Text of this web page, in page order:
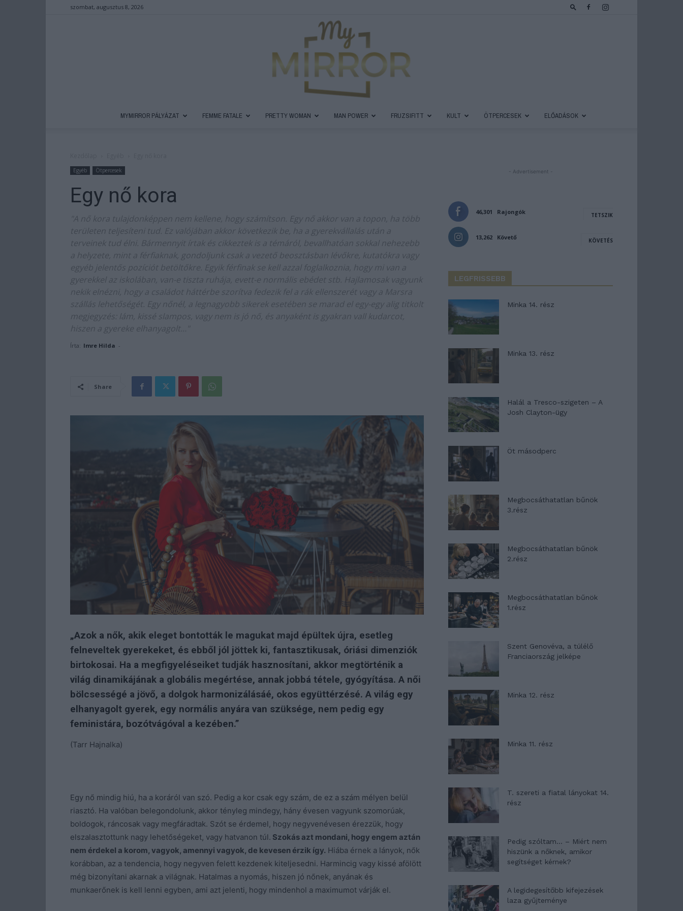
szombat, augusztus 8, 2026
MYMIRROR PÁLYÁZAT FEMME FATALE PRETTY WOMAN MAN POWER FRUZSIFITT KULT ÖTPERCESEK ELŐADÁSOK
Egyéb Ötpercesek
Egy nő kora
"A nő kora tulajdonképpen nem kellene, hogy számítson. Egy nő akkor van a topon, ha több
területen teljesíteni tud. Ez valójában akkor következik be, ha a gyerekvállalás után a
terveinek tud élni. Bármennyit írtak és cikkeztek is a témáról, bevallhatóan sokkal nehezebb
a helyzete, mint a férfiaknak, gondoljunk csak a vezető beosztásban lévőkre, kutatókra vagy
egyéb jelentős pozíciót betöltőkre. Egyik férfinak se kell azzal foglalkoznia, hogy mi van a
gyerekkel az iskolában, van-e tiszta ruhája, evett-e normális ebédet stb. Hajlamosak vagyunk
nekik elnézni, hogy a családot háttérbe szorítva fedezik fel a rák ellenszerét vagy a Marsra
szállás lehetőségét. Egy nőnél, a legnagyobb sikerek esetében se marad el egy-egy alig titkolt
megjegyzés: lám, kissé slampos, vagy nem is jó nő, és anyaként is gyakran vall kudarcot,
hiszen a gyereke elhanyagolt…"
Írta: Imre Hilda -
Share
„Azok a nők, akik eleget bontották le magukat majd épültek újra, esetleg
felneveltek gyerekeket, és ebből jól jöttek ki, fantasztikusak, óriási dimenziók
birtokosai. Ha a megfigyeléseiket tudják hasznosítani, akkor megtörténik a
világ dinamikájának a globális megértése, annak jobbá tétele, gyógyítása. A női
bölcsességé a jövő, a dolgok harmonizálásáé, okos együttérzésé. A világ egy
elhanyagolt gyerek, egy normális anyára van szüksége, nem pedig egy
feministára, bozótvágóval a kezében.”
(Tarr Hajnalka)
Egy nő mindig hiú, ha a koráról van szó. Pedig a kor csak egy szám, de ez a szám mélyen belül
riasztó. Ha valóban belegondolunk, akkor tényleg mindegy, hány évesen vagyunk szomorúak,
boldogok, ráncosak vagy megfáradtak. Szót se érdemel, hogy negyvenévesen érezzük, hogy
elszalasztottunk nagy lehetőségeket, vagy hatvanon túl. Szokás azt mondani, hogy engem aztán
nem érdekel a korom, vagyok, amennyi vagyok, de kevesen érzik így. Hiába érnek a lányok, nők
korábban, az a tendencia, hogy negyven felett kezdenek kiteljesedni. Harmincig vagy kissé afölött
még bizonyítani akarnak a világnak. Hatalmas a nyomás, hiszen jó nőnek, anyának és
munkaerőnek is kell lenni egyben, ami azt jelenti, hogy mindenhol a maximumot várják el.
- Advertisement -
46,301 Rajongók TETSZIK
13,262 Követő KÖVETÉS
LEGFRISSEBB
Minka 14. rész
Minka 13. rész
Halál a Tresco-szigeten – A
Josh Clayton-ügy
Öt másodperc
Megbocsáthatatlan bűnök
3.rész
Megbocsáthatatlan bűnök
2.rész
Megbocsáthatatlan bűnök
1.rész
Szent Genovéva, a túlélő
Franciaország jelképe
Minka 12. rész
Minka 11. rész
T. szereti a fiatal lányokat 14.
rész
Pedig szóltam… – Miért nem
hiszünk a nőknek, amikor
segítséget kérnek?
A legidegesítőbb kifejezések
laza gyűjteménye